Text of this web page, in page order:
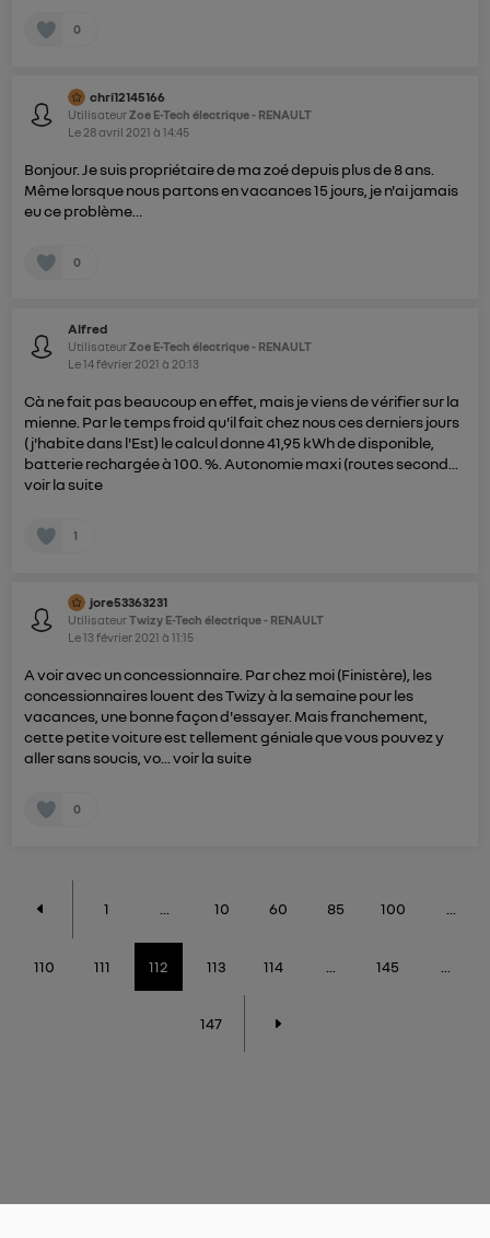
0
chri12145166
UtilisateurZoe E-Tech électrique - RENAULT
Le 28 avril 2021 à14:45
Bonjour. Je suis propriétaire de ma zoé depuis plus de 8 ans.
Même lorsque nous partons en vacances 15 jours, je n'ai jamais
eu ce problème…
0
Alfred
UtilisateurZoe E-Tech électrique - RENAULT
Le14 février 2021 à 20:13
Cà ne fait pas beaucoup en effet, mais je viens de vérifier sur la
mienne. Par le temps froid qu'il fait chez nous ces derniers jours
(j'habite dans l'Est) le calcul donne 41,95 kWh de disponible,
batterie rechargée à 100. %. Autonomie maxi (routes second...
voir la suite
1
jore53363231
UtilisateurTwizy E-Tech électrique - RENAULT
Le13 février 2021 à11:15
A voir avec un concessionnaire. Par chez moi (Finistère), les
concessionnaires louent des Twizy à la semaine pour les
vacances, une bonne façon d'essayer. Mais franchement,
cette petite voiture est tellement géniale que vous pouvez y
aller sans soucis, vo...voir la suite
0
1 ... 10 60 85 100 ...
110 111 112 113 114 145
147